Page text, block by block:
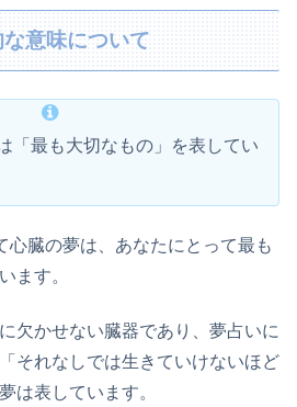
意味について
「最も大切なもの」を表してい
心臓の夢は、あなたにとって最も
ます。
欠かせない臓器であり、夢占いに
それなしでは生きていけないほど
は表しています。